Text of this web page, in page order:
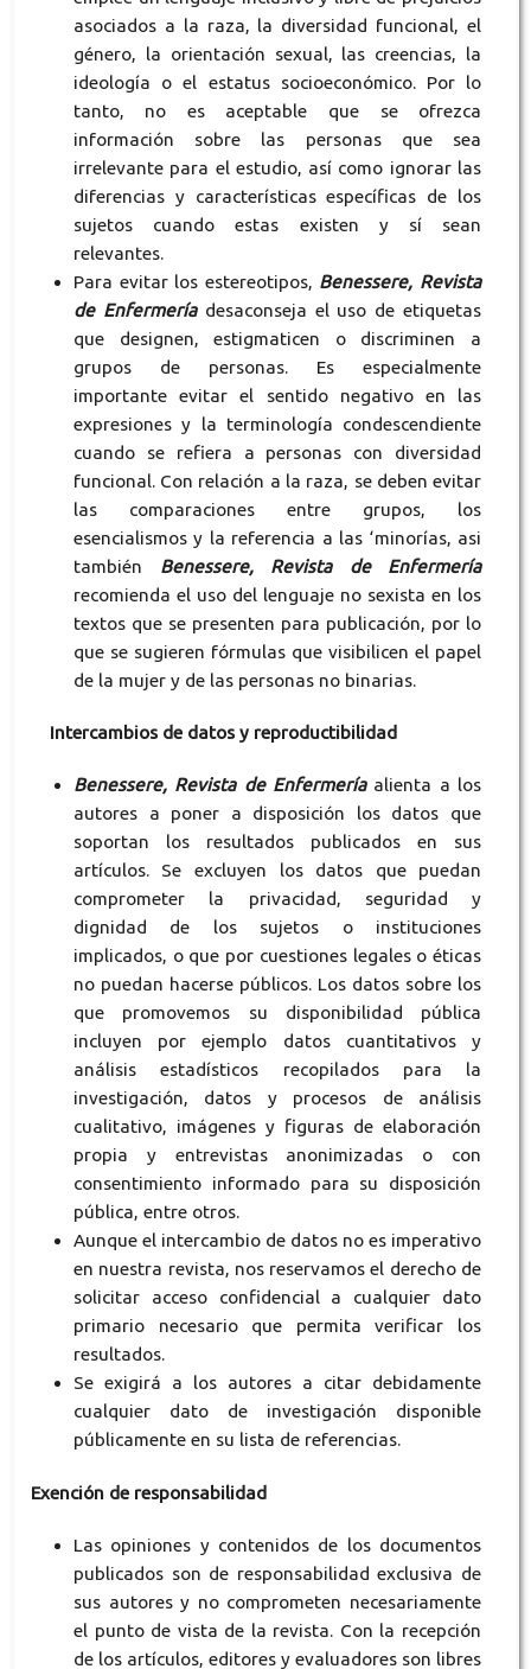
asociados a la raza, la diversidad funcional, el
género, la orientación sexual, las creencias, la
ideología o el estatus socioeconómico. Por lo
tanto, no es aceptable que se ofrezca
información sobre las personas que sea
irrelevante para el estudio, así como ignorar las
diferencias y características específicas de los
sujetos cuando estas existen y sí sean
relevantes.
Para evitar los estereotipos, Benessere, Revista
de Enfermería desaconseja el uso de etiquetas
que designen, estigmaticen o discriminen a
grupos de personas. Es especialmente
importante evitar el sentido negativo en las
expresiones y la terminología condescendiente
cuando se refiera a personas con diversidad
funcional. Con relación a la raza, se deben evitar
las comparaciones entre grupos, los
esencialismos y la referencia a las ‘minorías, asi
también Benessere, Revista de Enfermería
recomienda el uso del lenguaje no sexista en los
textos que se presenten para publicación, por lo
que se sugieren fórmulas que visibilicen el papel
de la mujer y de las personas no binarias.
Intercambios de datos y reproductibilidad
Benessere, Revista de Enfermería alienta a los
autores a poner a disposición los datos que
soportan los resultados publicados en sus
artículos. Se excluyen los datos que puedan
comprometer la privacidad, seguridad y
dignidad de los sujetos o instituciones
implicados, o que por cuestiones legales o éticas
no puedan hacerse públicos. Los datos sobre los
que promovemos su disponibilidad pública
incluyen por ejemplo datos cuantitativos y
análisis estadísticos recopilados para la
investigación, datos y procesos de análisis
cualitativo, imágenes y figuras de elaboración
propia y entrevistas anonimizadas o con
consentimiento informado para su disposición
pública, entre otros.
Aunque el intercambio de datos no es imperativo
en nuestra revista, nos reservamos el derecho de
solicitar acceso confidencial a cualquier dato
primario necesario que permita verificar los
resultados.
Se exigirá a los autores a citar debidamente
cualquier dato de investigación disponible
públicamente en su lista de referencias.
Exención de responsabilidad
Las opiniones y contenidos de los documentos
publicados son de responsabilidad exclusiva de
sus autores y no comprometen necesariamente
el punto de vista de la revista. Con la recepción
de los artículos, editores y evaluadores son libres